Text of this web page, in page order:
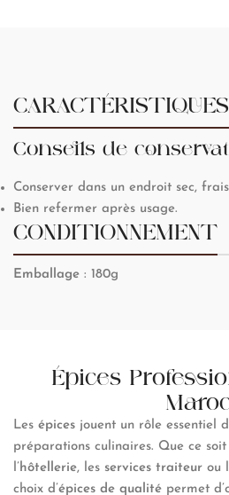
CARACTÉRISTIQUES
Conseils de
Conserver dans un endroit sec,
Bien refermer après usage.
CONDITIONNEMENT
Emballage : 180g
Épices
Maroc
Les épices jouent un rôle essentiel
préparations culinaires. Que ce
l’hôtellerie, les services traiteur ou
choix d’épices de qualité permet